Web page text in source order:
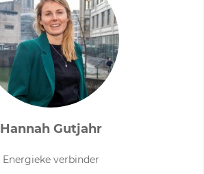
Hannah Gutjahr
Energieke verbinder